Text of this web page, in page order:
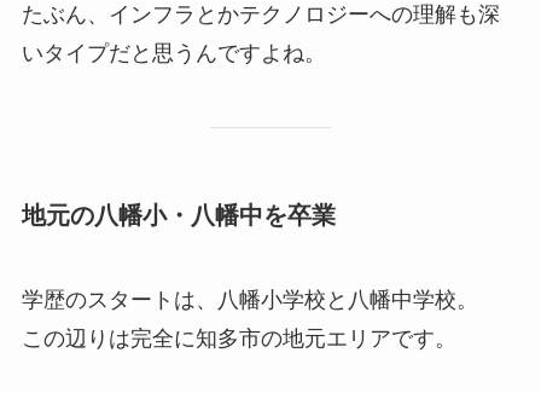
たぶん、インフラとかテクノロジーへの理解も深
いタイプだと思うんですよね。
地元の八幡小・八幡中を卒業
学歴のスタートは、八幡小学校と八幡中学校。
この辺りは完全に知多市の地元エリアです。